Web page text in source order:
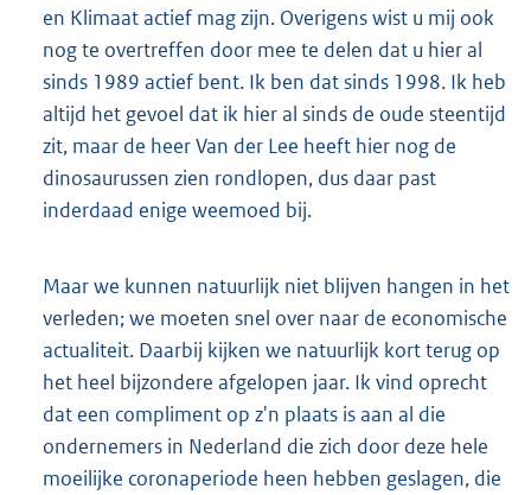
en Klimaat actief mag zijn. Overigens wist u mij ook
nog te overtreffen door mee te delen dat u hier al
sinds 1989 actief bent. Ik ben dat sinds 1998. Ik heb
altijd het gevoel dat ik hier al sinds de oude steentijd
zit, maar de heer Van der Lee heeft hier nog de
dinosaurussen zien rondlopen, dus daar past
inderdaad enige weemoed bij.
Maar we kunnen natuurlijk niet blijven hangen in het
verleden; we moeten snel over naar de economische
actualiteit. Daarbij kijken we natuurlijk kort terug op
het heel bijzondere afgelopen jaar. Ik vind oprecht
dat een compliment op z'n plaats is aan al die
ondernemers in Nederland die zich door deze hele
moeilijke coronaperiode heen hebben geslagen, die